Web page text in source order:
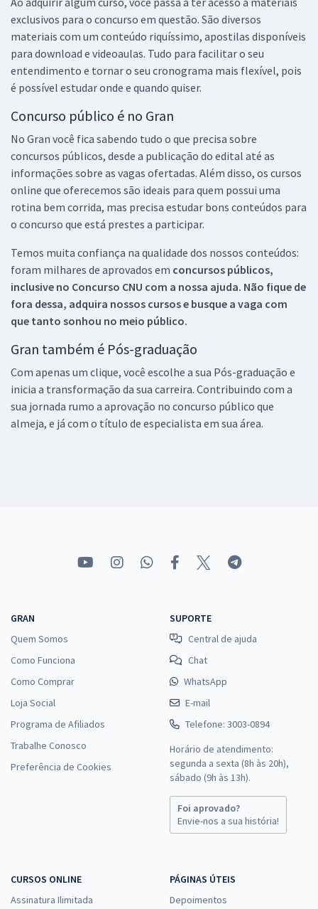
exclusivos para o concurso em questão. São diversos
materiais com um conteúdo riquíssimo, apostilas disponíveis
para download e videoaulas. Tudo para facilitar o seu
entendimento e tornar o seu cronograma mais flexível, pois
é possível estudar onde e quando quiser.
Concurso público é no Gran
No Gran você fica sabendo tudo o que precisa sobre
concursos públicos, desde a publicação do edital até as
informações sobre as vagas ofertadas. Além disso, os cursos
online que oferecemos são ideais para quem possui uma
rotina bem corrida, mas precisa estudar bons conteúdos para
o concurso que está prestes a participar.
Temos muita confiança na qualidade dos nossos conteúdos:
foram milhares de aprovados em concursos públicos,
inclusive no Concurso CNU com a nossa ajuda. Não fique de
fora dessa, adquira nossos cursos e busque a vaga com
que tanto sonhou no meio público.
Gran também é Pós-graduação
Com apenas um clique, você escolhe a sua Pós-graduação e
inicia a transformação da sua carreira. Contribuindo com a
sua jornada rumo a aprovação no concurso público que
almeja, e já com o título de especialista em sua área.
GRAN
Quem Somos
Como Funciona
Como Comprar
Loja Social
Programa de Afiliados
Trabalhe Conosco
Preferência de Cookies
SUPORTE
Central de ajuda
Chat
WhatsApp
E-mail
Telefone: 3003-0894
Horário de atendimento:
segunda a sexta (8h às 20h),
sábado (9h às 13h).
Foi aprovado?
Envie-nos a sua história!
CURSOS ONLINE
Assinatura Ilimitada
PÁGINAS ÚTEIS
Depoimentos